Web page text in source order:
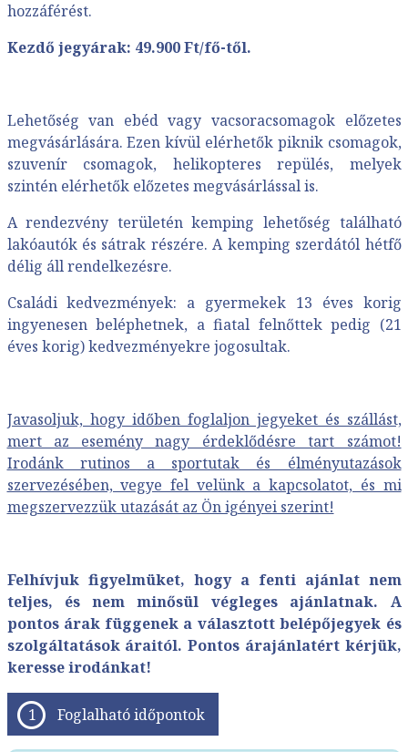
hozzáférést.
Kezdő jegyárak: 49.900 Ft/fő-től.
Lehetőség van ebéd vagy vacsoracsomagok előzetes
megvásárlására. Ezen kívül elérhetők piknik csomagok,
szuvenír csomagok, helikopteres repülés, melyek
szintén elérhetők előzetes megvásárlással is.
A rendezvény területén kemping lehetőség található
lakóautók és sátrak részére. A kemping szerdától hétfő
délig áll rendelkezésre.
Családi kedvezmények: a gyermekek 13 éves korig
ingyenesen beléphetnek, a fiatal felnőttek pedig (21
éves korig) kedvezményekre jogosultak.
Javasoljuk, hogy időben foglaljon jegyeket és szállást,
mert az esemény nagy érdeklődésre tart számot!
Irodánk rutinos a sportutak és élményutazások
szervezésében, vegye fel velünk a kapcsolatot, és mi
megszervezzük utazását az Ön igényei szerint!
Felhívjuk figyelmüket, hogy a fenti ajánlat nem
teljes, és nem minősül végleges ajánlatnak. A
pontos árak függenek a választott belépőjegyek és
szolgáltatások áraitól. Pontos árajánlatért kérjük,
keresse irodánkat!
Foglalható időpontok